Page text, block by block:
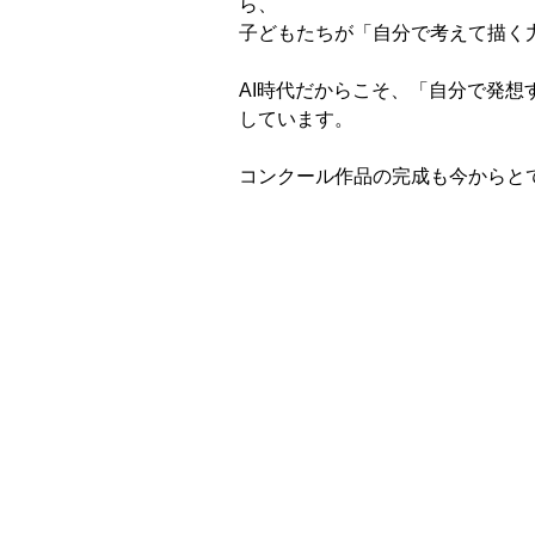
ら、
子どもたちが「自分で考えて描く
AI時代だからこそ、「自分で発想
しています。
コンクール作品の完成も今からと